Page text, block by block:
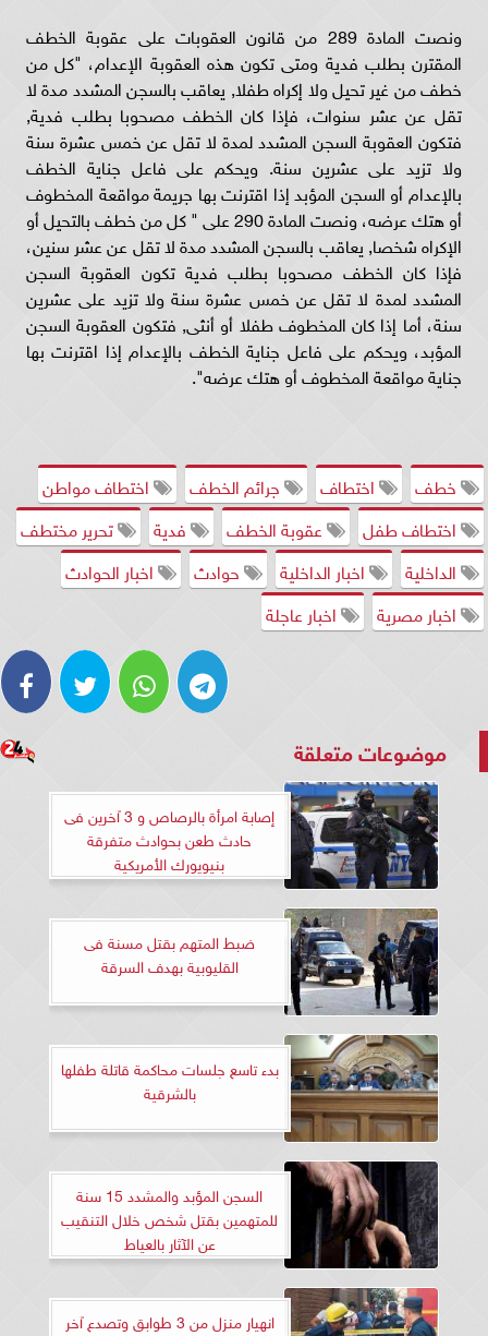
ونصت المادة 289 من قانون العقوبات على عقوبة الخطف
المقترن بطلب فدية ومتى تكون هذه العقوبة الإعدام، "كل من
خطف من غير تحيل ولا إكراه طفلا, يعاقب بالسجن المشدد مدة لا
تقل عن عشر سنوات، فإذا كان الخطف مصحوبا بطلب فدية,
فتكون العقوبة السجن المشدد لمدة لا تقل عن خمس عشرة سنة
ولا تزيد على عشرين سنة. ويحكم على فاعل جناية الخطف
بالإعدام أو السجن المؤبد إذا اقترنت بها جريمة مواقعة المخطوف
أو هتك عرضه، ونصت المادة 290 على " كل من خطف بالتحيل أو
الإكراه شخصا, يعاقب بالسجن المشدد مدة لا تقل عن عشر سنين،
فإذا كان الخطف مصحوبا بطلب فدية تكون العقوبة السجن
المشدد لمدة لا تقل عن خمس عشرة سنة ولا تزيد على عشرين
سنة، أما إذا كان المخطوف طفلا أو أنثى, فتكون العقوبة السجن
المؤبد، ويحكم على فاعل جناية الخطف بالإعدام إذا اقترنت بها
جناية مواقعة المخطوف أو هتك عرضه".
خطف اختطاف جرائم الخطف
اختطاف مواطن
اختطاف طفل
عقوبة الخطف فدية
تحرير مختطف
الداخلية
اخبار الداخلية حوادث
اخبار الحوادث
اخبار مصرية
اخبار عاجلة
موضوعات متعلقة
إصابة امرأة بالرصاص و 3 آخرين فى
حادث طعن بحوادث متفرقة
بنيويورك الأمريكية
ضبط المتهم بقتل مسنة فى
القليوبية بهدف السرقة
بدء تاسع جلسات محاكمة قاتلة طفلها
بالشرقية
السجن المؤبد والمشدد 15 سنة
للمتهمين بقتل شخص خلال التنقيب
عن الآثار بالعياط
انهيار منزل من 3 طوابق وتصدع آخر